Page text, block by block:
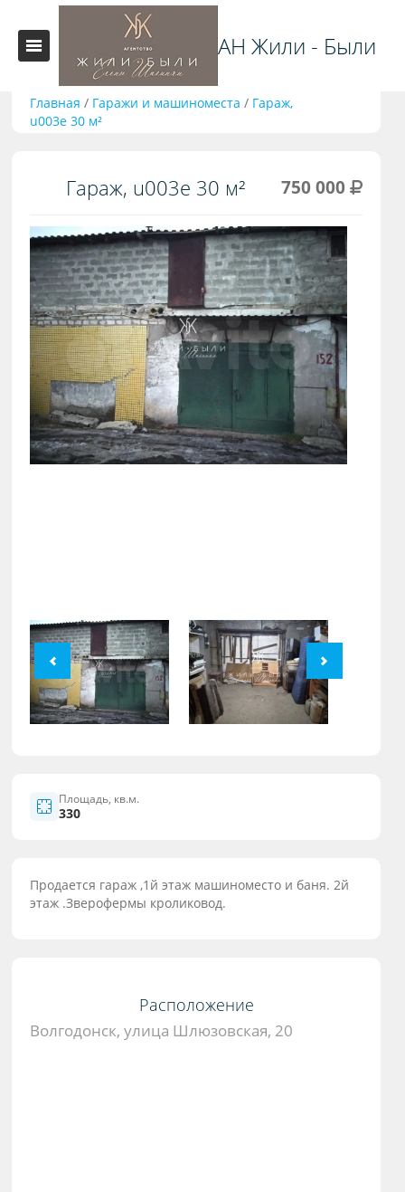
АН Жили - Были
Главная / Гаражи и машиноместа / Гараж,
u003e 30 м²
Гараж, u003e 30 м² 750 000
Площадь, кв.м.
330
Продается гараж ,1й этаж машиноместо и баня. 2й
этаж .Зверофермы кроликовод.
Расположение
Волгодонск, улица Шлюзовская, 20